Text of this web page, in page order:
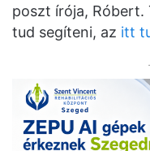
poszt írója, Róbert.
tud segíteni, az itt